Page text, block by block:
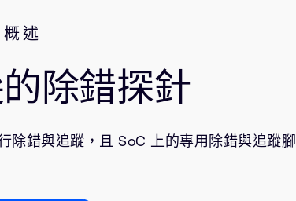
概述
除錯探針
錯與追蹤，且 SoC 上的專用除錯與追蹤